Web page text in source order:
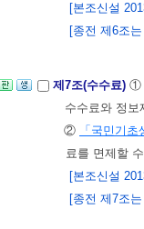
[본조신설
[종전 제6조
제7조(수수료) ①
수수료와 정
②
「국민기
료를 면제할
[본조신설
[종전 제7조